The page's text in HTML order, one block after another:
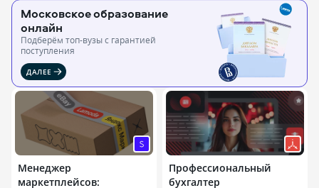
Московское образование
онлайн
Подберём топ-вузы c гарантией
поступления
ДАЛЕЕ
Менеджер
маркетплейсов:
Профессиональный
бухгалтер